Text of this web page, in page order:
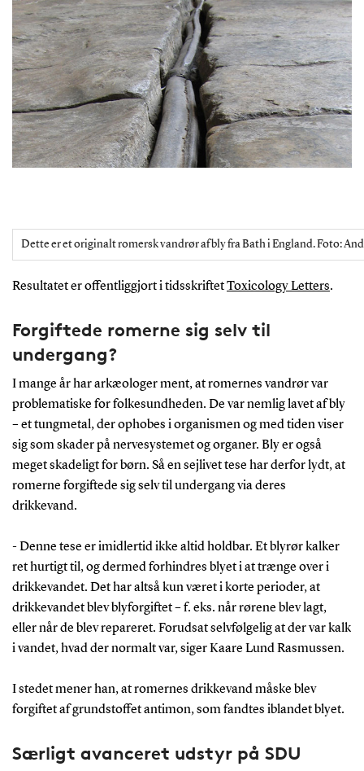
Dette er et originalt romersk vandrør af bly fra Bath i England. Foto:
Resultatet er offentliggjort i tidsskriftetToxicology Letters.
Forgiftede romerne sig selv til
undergang?
I mange år har arkæologer ment, at romernes vandrør var
problematiske for folkesundheden. De var nemlig lavet af bly
– et tungmetal, der ophobes i organismen og med tiden viser
sig som skader på nervesystemet og organer. Bly er også
meget skadeligt for børn. Så en sejlivet tese har derfor lydt, at
romerne forgiftede sig selv til undergang via deres
drikkevand.
- Denne tese er imidlertid ikke altid holdbar. Et blyrør kalker
ret hurtigt til, og dermed forhindres blyet i at trænge over i
drikkevandet. Det har altså kun været i korte perioder, at
drikkevandet blev blyforgiftet – f. eks. når rørene blev lagt,
eller når de blev repareret. Forudsat selvfølgelig at der var kalk
i vandet, hvad der normalt var, siger Kaare Lund Rasmussen.
I stedet mener han, at romernes drikkevand måske blev
forgiftet af grundstoffet antimon, som fandtes iblandet blyet.
Særligt avanceret udstyr på SDU